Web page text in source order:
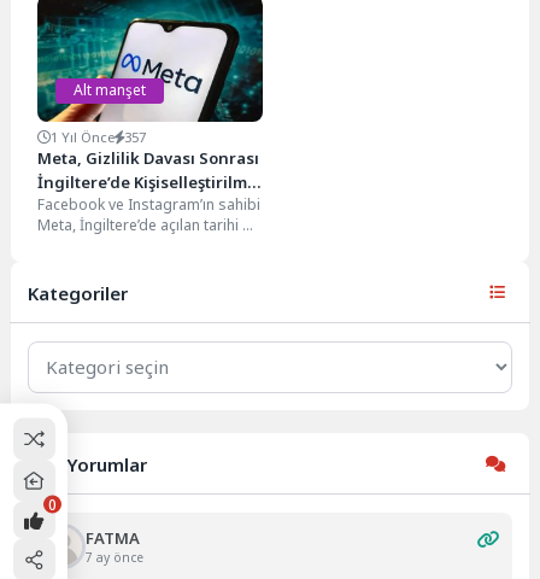
fazla kaçak göçmen ulaştı....
Alt manşet
1 Yıl Önce 357
Meta, Gizlilik Davası Sonrası
İngiltere’de Kişiselleştirilmiş
Reklamları Durduracak
Facebook ve Instagram’ın sahibi
Meta, İngiltere’de açılan tarihi bir
Kategoriler
Kategoriler
Son Yorumlar
FATMA
7 ay önce
0